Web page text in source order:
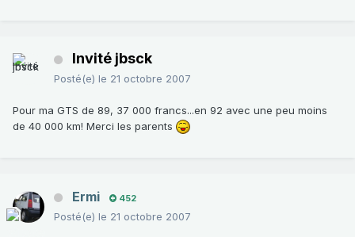
Invité jbsck
Posté(e) le 21 octobre 2007
Pour ma GTS de 89, 37 000 francs...en 92 avec une peu moins
de 40 000 km! Merci les parents
Ermi 452
Posté(e) le 21 octobre 2007